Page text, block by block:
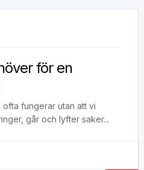
för en
fungerar utan att vi
går och lyfter saker...